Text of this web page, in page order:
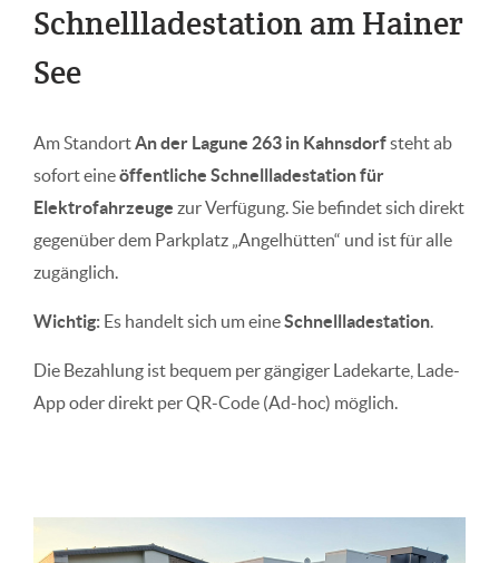
Schnellladestation am Hainer
See
Am StandortAn der Lagune 263 in Kahnsdorfsteht ab
sofort eineöffentliche Schnellladestation für
Elektrofahrzeuge zur Verfügung. Sie befindet sich direkt
gegenüber dem Parkplatz „Angelhütten“ und ist für alle
zugänglich.
Wichtig: Es handelt sich um eineSchnellladestation.
Die Bezahlung ist bequem per gängiger Ladekarte, Lade-
App oder direkt per QR-Code (Ad-hoc) möglich.